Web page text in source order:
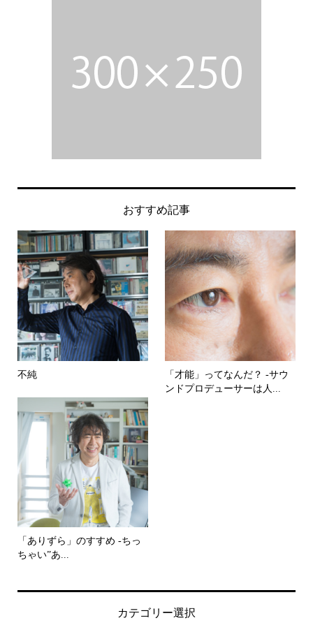
おすすめ記事
不純
「才能」ってなんだ？ -サウ
ンドプロデューサーは人...
「ありずら」のすすめ -ちっ
ちゃい”あ...
カテゴリー選択